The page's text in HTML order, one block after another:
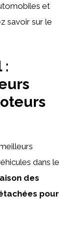
et
savoir sur le
:
dans le
des
pour